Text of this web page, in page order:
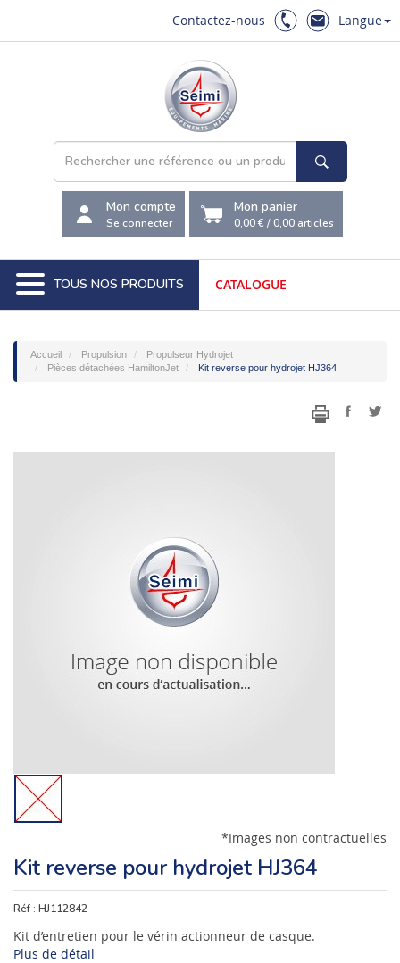
Contactez-nous Langue
Mon compte
Se connecter
Mon panier
0,00 €/0,00 articles
TOUS NOS PRODUITS CATALOGUE
Accueil Propulsion
Propulseur Hydrojet
Pièces détachées HamiltonJet
Kit reverse pour hydrojet HJ364
*Images non contractuelles
Kit reverse pour hydrojet HJ364
Réf : HJ112842
Kit d’entretien pour le vérin actionneur de casque.
Plus de détail